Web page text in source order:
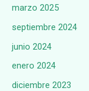
marzo 2025
septiembre 2024
junio 2024
enero 2024
diciembre 2023